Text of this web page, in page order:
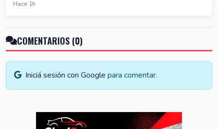
Hace 1h
COMENTARIOS (0)
Iniciá sesión con Google para comentar.